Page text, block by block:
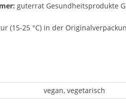
guterrat Gesundheitsprodukte
(15-25 °C) in der
vegan, vegetarisch